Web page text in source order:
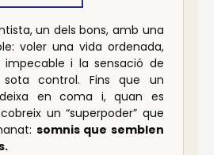
un dels bons, amb una
voler una vida ordenada,
impecable i la sensació de
control. Fins que un
en coma i, quan es
un “superpoder” que
somnis que semblen